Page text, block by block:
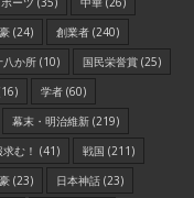
(24) 創業者 (240)
八か所 (10) 国民栄誉賞 (25)
学者 (60)
幕末・明治維新 (219)
む！ (41) 戦国 (211)
(23) 日本神話 (23)